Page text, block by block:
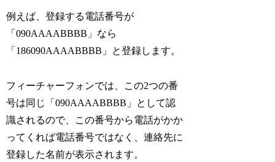
例えば、登録する電話番号が
「090AAAABBBB」なら
「186090AAAABBBB」と登録します。
フィーチャーフォンでは、この2つの番
号は同じ「090AAAABBBB」として認
識されるので、この番号から電話がかか
ってくれば電話番号ではなく、連絡先に
登録した名前が表示されます。